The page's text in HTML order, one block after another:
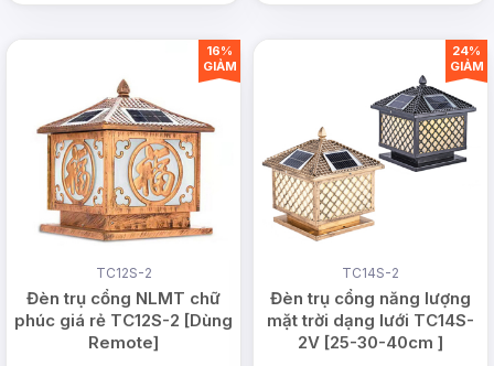
Đế đèn được gia công từ chất liệu nhôm cao cấp,
hạn chế khả năng rỉ sét hay bị ảnh hưởng bởi
những yếu tố ăn mòn của thời tiết.
TC12S-2
Đèn trụ cổng NLMT chữ
phúc giá rẻ TC12S-2 [Dùng
Remote]
16%
GIẢM
TC14S-2
Đèn trụ cổng năng lượng
mặt trời dạng lưới TC14S-
2V [25-30-40cm ]
24%
GIẢM